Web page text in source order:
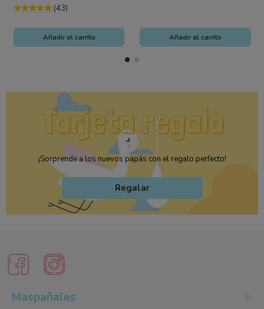
(43)
Añadir al carrito Añadir al carrito
¡Sorprende a los nuevos papás con el regalo perfecto!
Regalar
Maspañales